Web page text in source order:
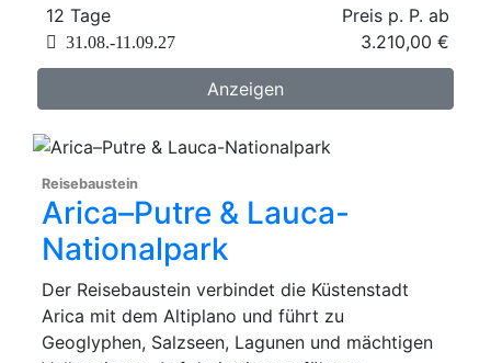
12 Tage
Preis p. P. ab
3.210,00 €
31.08.-11.09.27
Anzeigen
Reisebaustein
Arica–Putre & Lauca-
Nationalpark
Der Reisebaustein verbindet die Küstenstadt
Arica mit dem Altiplano und führt zu
Geoglyphen, Salzseen, Lagunen und mächtigen